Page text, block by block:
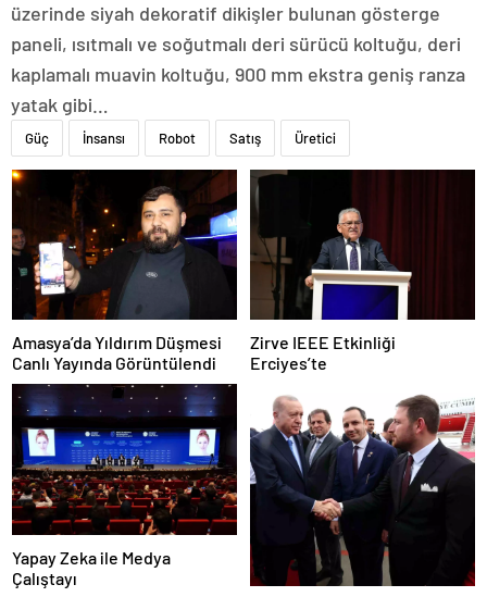
üzerinde siyah dekoratif dikişler bulunan gösterge
paneli, ısıtmalı ve soğutmalı deri sürücü koltuğu, deri
kaplamalı muavin koltuğu, 900 mm ekstra geniş ranza
yatak gibi…
Güç İnsansı Robot Satış Üretici
Amasya’da Yıldırım Düşmesi
Canlı Yayında Görüntülendi
Zirve IEEE Etkinliği
Erciyes’te
Yapay Zeka ile Medya
Çalıştayı